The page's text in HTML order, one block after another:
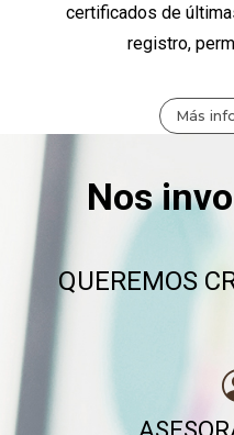
certificados de
registro,
Más
Nos
QUEREMOS